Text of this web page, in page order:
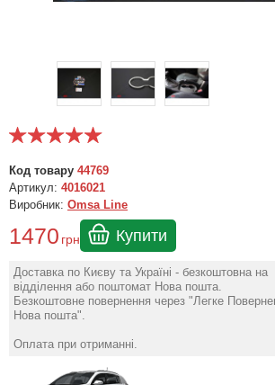
Код товару 44769
Артикул: 4016021
Виробник: Omsa Line
1470 грн Купити
Доставка по Києву та Україні - безкоштовна на
відділення або поштомат Нова пошта.
Безкоштовне повернення через "Легке
Нова пошта".
Оплата при отриманні.